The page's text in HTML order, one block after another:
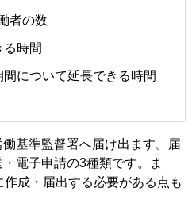
者の数
る時間
について延長できる時間
基準監督署へ届け出ます。届
電子申請の3種類です。ま
成・届出する必要がある点も